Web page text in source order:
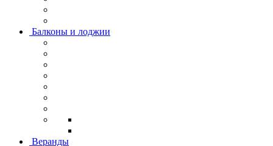
Балконы и лоджии
Веранды